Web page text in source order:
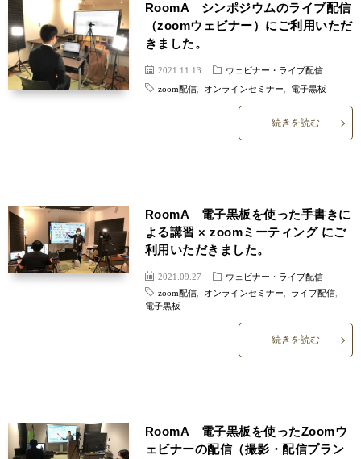
RoomA シンポジウムのライブ配信
（zoomウェビナー）にご利用いただ
きました。
2021.11.13
ウェビナー・ライブ配信
zoom配信, オンラインセミナー 電子黒板
続きを読む
RoomA 電子黒板を使った手書きに
よる講習 × zoomミーティング にご
利用いただきました。
2021.09.27
ウェビナー・ライブ配信
zoom配信, オンラインセミナー ライブ配信,
電子黒板
続きを読む
RoomA 電子黒板を使ったZoomウ
ェビナーの配信（撮影・配信プラン